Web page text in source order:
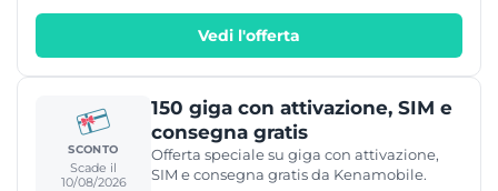
Vedi l'offerta
SCONTO
Scade il
10/08/2026
150 giga con attivazione, SIM e
consegna gratis
Offerta speciale su giga con attivazione,
SIM e consegna gratis da Kenamobile.